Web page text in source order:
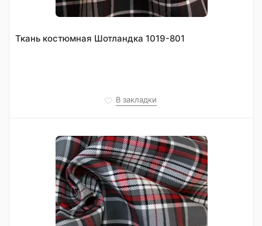
Ткань костюмная Шотландка 1019-801
В закладки